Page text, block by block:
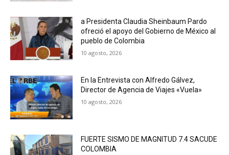
a Presidenta Claudia Sheinbaum Pardo
ofreció el apoyo del Gobierno de México al
pueblo de Colombia
10 agosto, 2026
En la Entrevista con Alfredo Gálvez,
Director de Agencia de Viajes «Vuela»
10 agosto, 2026
FUERTE SISMO DE MAGNITUD 7.4 SACUDE
COLOMBIA